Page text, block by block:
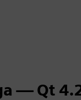
— Qt